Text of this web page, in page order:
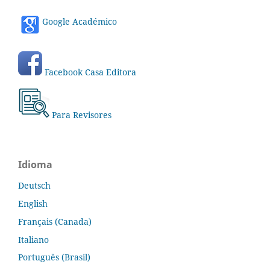
Google Académico
Facebook Casa Editora
Para Revisores
Idioma
Deutsch
English
Français (Canada)
Italiano
Português (Brasil)